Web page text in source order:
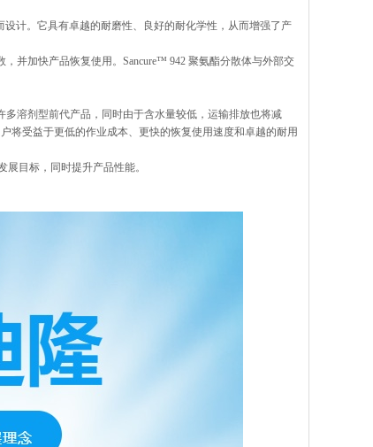
计。它具有卓越的耐磨性、良好的耐化学性，从而增强了产
并加快产品恢复使用。Sancure™ 942 聚氨酯分散体与外部交
多溶剂型前代产品，同时由于含水量较低，运输排放也将减
将受益于更低的作业成本、更快的恢复使用速度和卓越的耐用
目标，同时提升产品性能。